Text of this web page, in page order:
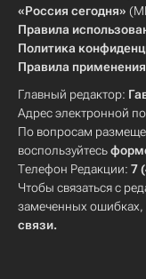
«Россия сегодня»
Правила
Политика
Правила
Главный редактор:
Адрес электронной
По вопросам
воспользуйтесь
Телефон Редакции: 7
Чтобы связаться с
замеченных ошибках,
связи.